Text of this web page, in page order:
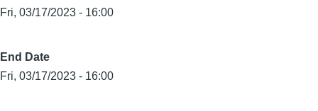
Fri, 03/17/2023 - 16:00
End Date
Fri, 03/17/2023 - 16:00